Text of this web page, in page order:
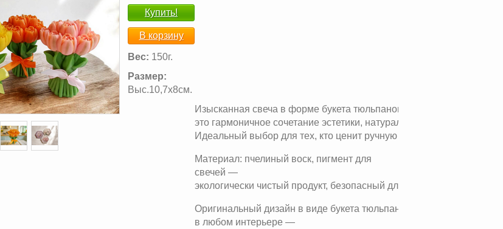
Купить!
В корзину
Вес: 150г.
Размер:
Выс.10,7х8см.
Изысканная свеча в форме букета тюльпанов —
это гармоничное сочетание эстетики, натуральности и уюта.
Идеальный выбор для тех, кто ценит ручную работу и природные
Материал: пчелиный воск, пигмент для
свечей —
экологически чистый продукт, безопасный для здоровья
Оригинальный дизайн в виде букета тюльпанов станет стильным
в любом интерьере —